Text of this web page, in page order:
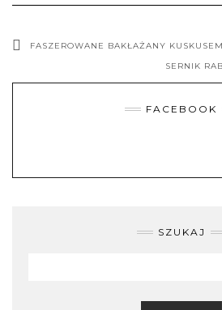
FASZEROWANE BAKŁAŻANY
SERNIK
FACEBOOK
SZUKAJ